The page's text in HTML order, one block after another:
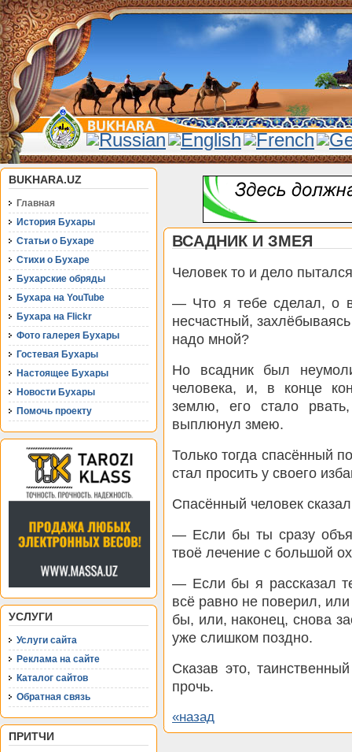
BUKHARA.UZ
Главная
История Бухары
Статьи о Бухаре
Стихи о Бухаре
Бухарские обряды
Бухара на YouTube
Бухара на Flickr
Фото галерея Бухары
Гостевая Бухары
Настоящее Бухары
Новости Бухары
Помочь проекту
УСЛУГИ
Услуги сайта
Реклама на сайте
Каталог сайтов
Обратная связь
ПРИТЧИ
ВСАДНИК И ЗМЕЯ
Человек то и дело
— Что я тебе сделал, о
несчастный,
надо мной?
Но всадник был
человека, и, в конце
землю, его стало
выплюнул змею.
Только тогда спасённый
стал просить у своего
Спасённый человек
— Если бы ты сразу
твоё лечение с большой
— Если бы я рассказал
всё равно не поверил,
бы, или, наконец, снова
уже слишком поздно.
Сказав это,
прочь.
«назад